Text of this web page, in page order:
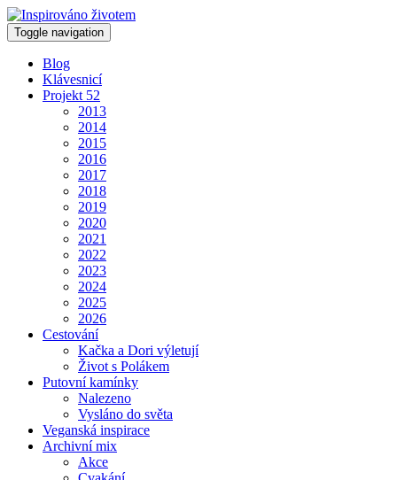
Toggle navigation
Blog
Klávesnicí
Projekt 52
2013
2014
2015
2016
2017
2018
2019
2020
2021
2022
2023
2024
2025
2026
Cestování
Kačka a Dori výletují
Život s Polákem
Putovní kamínky
Nalezeno
Vysláno do světa
Veganská inspirace
Archivní mix
Akce